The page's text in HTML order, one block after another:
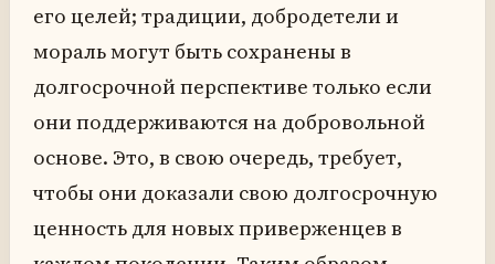
его целей; традиции, добродетели и
мораль могут быть сохранены в
долгосрочной перспективе только если
они поддерживаются на добровольной
основе. Это, в свою очередь, требует,
чтобы они доказали свою долгосрочную
ценность для новых приверженцев в